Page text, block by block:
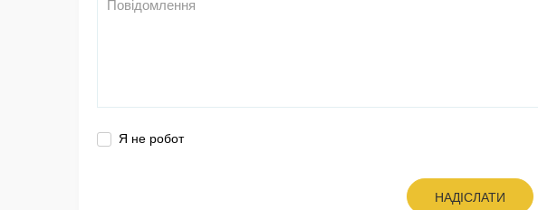
Я не робот
НАДІСЛАТИ